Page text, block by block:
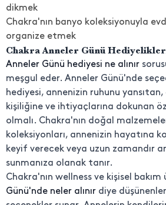
dikmek
Chakra'nın banyo koleksiyonuyla
organize etmek
Chakra Anneler Günü
Anneler Günü hediyesi ne alınır
meşgul eder. Anneler Günü'nde
hediyesi, annenizin ruhunu yansıtan,
kişiliğine ve ihtiyaçlarına dokunan
olmalı. Chakra'nın doğal
koleksiyonları, annenizin hayatına
keyif verecek veya uzun zamandır
sunmanıza olanak tanır.
Chakra'nın wellness ve kişisel bakım
Günü'nde neler alınır diye